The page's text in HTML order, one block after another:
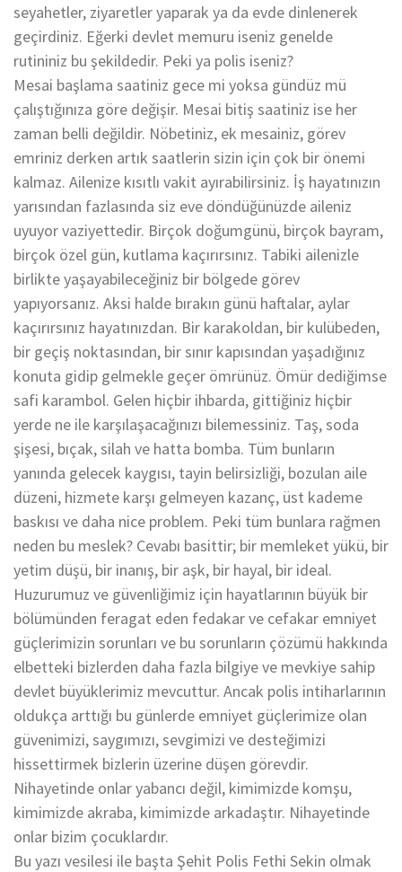
seyahetler, ziyaretler yaparak ya da evde dinlenerek
geçirdiniz. Eğerki devlet memuru iseniz genelde
rutininiz bu şekildedir. Peki ya polis iseniz?
Mesai başlama saatiniz gece mi yoksa gündüz mü
çalıştığınıza göre değişir. Mesai bitiş saatiniz ise her
zaman belli değildir. Nöbetiniz, ek mesainiz, görev
emriniz derken artık saatlerin sizin için çok bir önemi
kalmaz. Ailenize kısıtlı vakit ayırabilirsiniz. İş hayatınızın
yarısından fazlasında siz eve döndüğünüzde aileniz
uyuyor vaziyettedir. Birçok doğumgünü, birçok bayram,
birçok özel gün, kutlama kaçırırsınız. Tabiki ailenizle
birlikte yaşayabileceğiniz bir bölgede görev
yapıyorsanız. Aksi halde bırakın günü haftalar, aylar
kaçırırsınız hayatınızdan. Bir karakoldan, bir kulübeden,
bir geçiş noktasından, bir sınır kapısından yaşadığınız
konuta gidip gelmekle geçer ömrünüz. Ömür dediğimse
safi karambol. Gelen hiçbir ihbarda, gittiğiniz hiçbir
yerde ne ile karşılaşacağınızı bilemessiniz. Taş, soda
şişesi, bıçak, silah ve hatta bomba. Tüm bunların
yanında gelecek kaygısı, tayin belirsizliği, bozulan aile
düzeni, hizmete karşı gelmeyen kazanç, üst kademe
baskısı ve daha nice problem. Peki tüm bunlara rağmen
neden bu meslek? Cevabı basittir; bir memleket yükü, bir
yetim düşü, bir inanış, bir aşk, bir hayal, bir ideal.
Huzurumuz ve güvenliğimiz için hayatlarının büyük bir
bölümünden feragat eden fedakar ve cefakar emniyet
güçlerimizin sorunları ve bu sorunların çözümü hakkında
elbetteki bizlerden daha fazla bilgiye ve mevkiye sahip
devlet büyüklerimiz mevcuttur. Ancak polis intiharlarının
oldukça arttığı bu günlerde emniyet güçlerimize olan
güvenimizi, saygımızı, sevgimizi ve desteğimizi
hissettirmek bizlerin üzerine düşen görevdir.
Nihayetinde onlar yabancı değil, kimimizde komşu,
kimimizde akraba, kimimizde arkadaştır. Nihayetinde
onlar bizim çocuklardır.
Bu yazı vesilesi ile başta Şehit Polis Fethi Sekin olmak